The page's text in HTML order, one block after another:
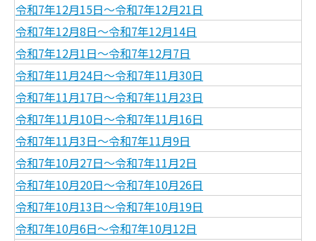
令和7年12月15日～令和7年12月21日
令和7年12月8日～令和7年12月14日
令和7年12月1日～令和7年12月7日
令和7年11月24日～令和7年11月30日
令和7年11月17日～令和7年11月23日
令和7年11月10日～令和7年11月16日
令和7年11月3日～令和7年11月9日
令和7年10月27日～令和7年11月2日
令和7年10月20日～令和7年10月26日
令和7年10月13日～令和7年10月19日
令和7年10月6日～令和7年10月12日